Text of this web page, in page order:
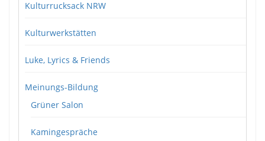
Kulturrucksack NRW
Kulturwerkstätten
Luke, Lyrics & Friends
Meinungs-Bildung
Grüner Salon
Kamingespräche